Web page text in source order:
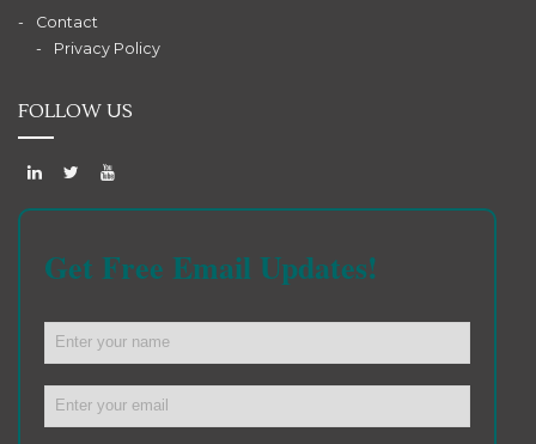
Contact
Privacy Policy
FOLLOW US
Get Free Email Updates!